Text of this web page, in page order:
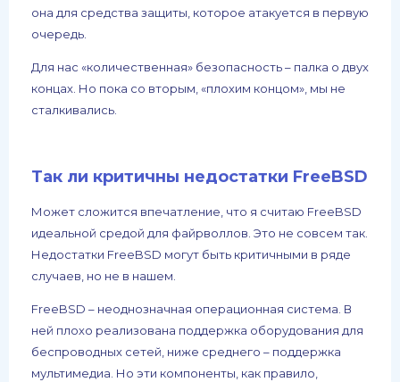
она для средства защиты, которое атакуется в первую
очередь.
Для нас «количественная» безопасность – палка о двух
концах. Но пока со вторым, «плохим концом», мы не
сталкивались.
Так ли критичны недостатки FreeBSD
Может сложится впечатление, что я считаю FreeBSD
идеальной средой для файрволлов. Это не совсем так.
Недостатки FreeBSD могут быть критичными в ряде
случаев, но не в нашем.
FreeBSD – неоднозначная операционная система. В
ней плохо реализована поддержка оборудования для
беспроводных сетей, ниже среднего – поддержка
мультимедиа. Но эти компоненты, как правило,